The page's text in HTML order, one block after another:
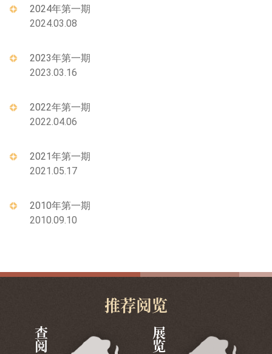
2024年第一期
2024.03.08
2023年第一期
2023.03.16
2022年第一期
2022.04.06
2021年第一期
2021.05.17
2010年第一期
2010.09.10
推荐阅览
查阅 展览